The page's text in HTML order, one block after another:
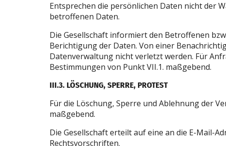
Entsprechen die persönlichen Daten nicht der
betroffenen Daten.
Die Gesellschaft informiert den Betroffenen
Berichtigung der Daten. Von einer
Datenverwaltung nicht verletzt werden. Für
Bestimmungen von Punkt VII.1. maßgebend.
III.3. LÖSCHUNG, SPERRE, PROTEST
Für die Löschung, Sperre und Ablehnung der
maßgebend.
Die Gesellschaft erteilt auf eine an die E-Mail-
Rechtsvorschriften.